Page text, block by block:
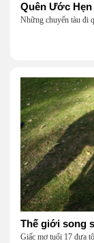
Quên Ước Hẹn
Những chuyến tàu đi
Thế giới song
Giấc mơ tuổi 17 đưa